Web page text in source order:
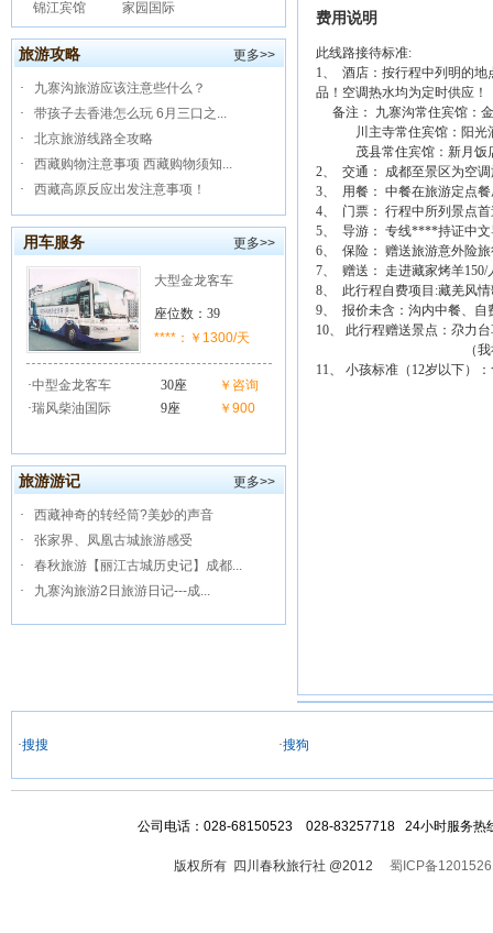
锦江宾馆 家园国际
旅游攻略 更多>>
·
九寨沟旅游应该注意些什么？
·
带孩子去香港怎么玩 6月三口之...
·
北京旅游线路全攻略
·
西藏购物注意事项 西藏购物须知...
·
西藏高原反应出发注意事项！
用车服务 更多>>
大型金龙客车
座位数：39
****：￥1300/天
·中型金龙客车 30座
￥咨询
·瑞风柴油国际 9座 ￥900
旅游游记 更多>>
·
西藏神奇的转经筒?美妙的声音
·
张家界、凤凰古城旅游感受
·
春秋旅游【丽江古城历史记】成都...
·
九寨沟旅游2日旅游日记---成...
费用说明
此线路接待标准:
1、 酒店：按行程中列明的
品！空调热水均为定时供应
备注： 九寨沟常住宾馆：
川主寺常住宾馆：阳光酒
茂县常住宾馆：新月饭店
2、 交通： 成都至景区为空
3、 用餐： 中餐在旅游定点
4、 门票： 行程中所列景点
5、 导游： 专线****持证中文
6、 保险： 赠送旅游意外险
7、 赠送： 走进藏家烤羊
8、 此行程自费项目:藏羌风情
9、 报价未含：沟内中餐、自
10、 此行程赠送景点：尕力
（我社可根据情
11、 小孩标准（12岁以下）
·搜搜 ·搜狗
公司电话：028-68150523 028-83257718 24小时服务热
版权所有 四川春秋旅行社 @2012 蜀ICP备